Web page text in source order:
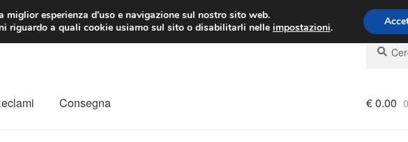
EUR Lun-Ven 9:00 - 16:00 800
Cerca:
Cerca
Consegna €0.00
esperienza d'uso e navigazione sul nostro sito web.
riguardo a quali cookie usiamo sul sito o disabilitarli nelle impostazioni.